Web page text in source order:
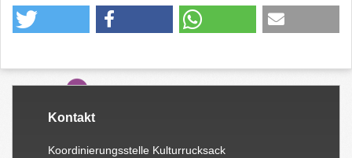
Kontakt
Koordinierungsstelle Kulturrucksack